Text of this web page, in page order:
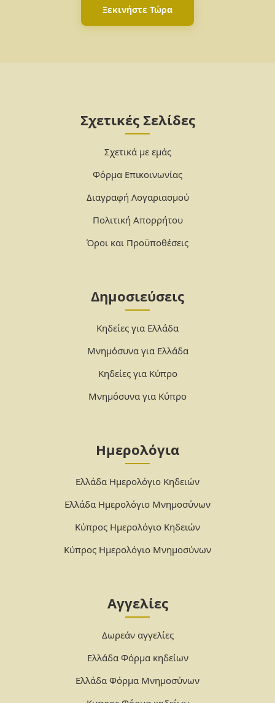
Ξεκινήστε Τώρα
Σχετικές Σελίδες
Σχετικά με εμάς
Φόρμα Επικοινωνίας
Διαγραφή Λογαριασμού
Πολιτική Απορρήτου
Όροι και Προϋποθέσεις
Δημοσιεύσεις
Κηδείες για Ελλάδα
Μνημόσυνα για Ελλάδα
Κηδείες για Κύπρο
Μνημόσυνα για Κύπρο
Ημερολόγια
Ελλάδα Ημερολόγιο Κηδειών
Ελλάδα Ημερολόγιο Μνημοσύνων
Κύπρος Ημερολόγιο Κηδειών
Κύπρος Ημερολόγιο Μνημοσύνων
Αγγελίες
Δωρεάν αγγελίες
Ελλάδα Φόρμα κηδείων
Ελλάδα Φόρμα Μνημοσύνων